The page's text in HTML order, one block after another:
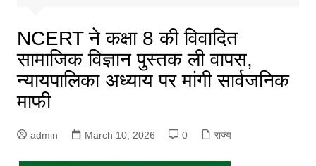
NCERT ने कक्षा 8 की विवादित
सामाजिक विज्ञान पुस्तक ली वापस,
न्यायपालिका अध्याय पर मांगी सार्वजनिक
माफी
admin March 10, 2026 0 राज्य